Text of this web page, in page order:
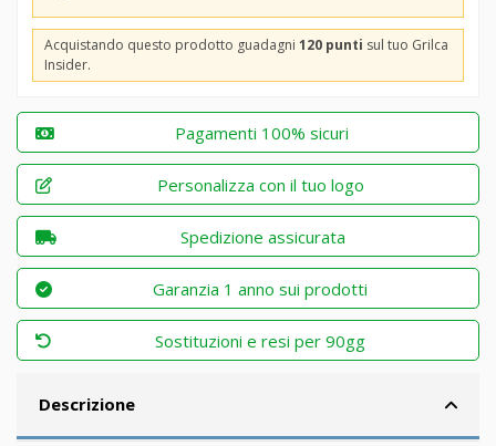
Acquistando questo prodotto guadagni 120 punti sul tuo Grilca
Insider.
Pagamenti 100% sicuri
Personalizza con il tuo logo
Spedizione assicurata
Garanzia 1 anno sui prodotti
Sostituzioni e resi per 90gg
Descrizione